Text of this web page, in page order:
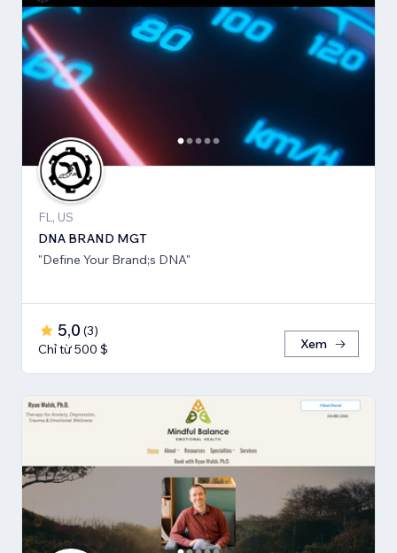
FL, US
DNA BRAND MGT
"Define Your Brand;s DNA"
5,0 (3)
Chỉ từ 500 $
Xem